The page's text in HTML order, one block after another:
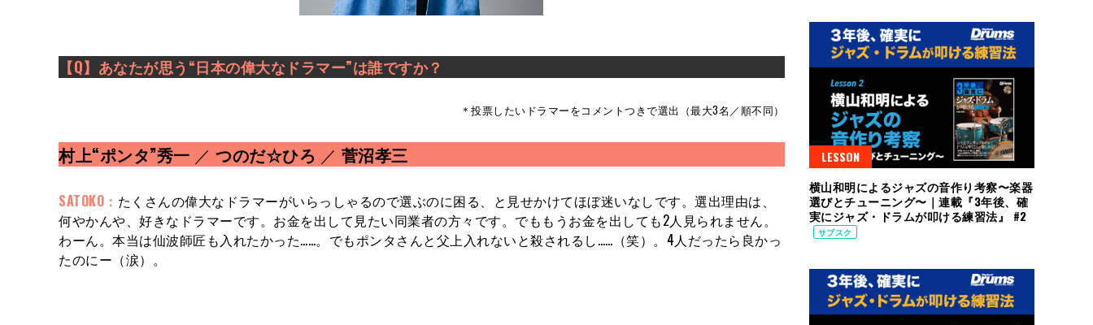
【Q】あなたが思う“日本の偉大なドラマー”は誰ですか？
＊投票したいドラマーをコメントつきで選出（最大3名／順不同）
村上“ポンタ”秀一 ／ つのだ☆ひろ ／ 菅沼孝三
SATOKO： たくさんの偉大なドラマーがいらっしゃるので選ぶのに困る、と見せかけてほぼ迷いなしです。選出理由は、
何やかんや、好きなドラマーです。お金を出して見たい同業者の方々です。でももうお金を出しても2人見られません。
わーん。本当は仙波師匠も入れたかった……。でもポンタさんと父上入れないと殺されるし……（笑）。4人だったら良かっ
たのにー（涙）。
LESSON
横山和明によるジャズの音作り考察〜楽器
選びとチューニング〜｜連載『3年後、確
実にジャズ・ドラムが叩ける練習法』 #2
サブスク